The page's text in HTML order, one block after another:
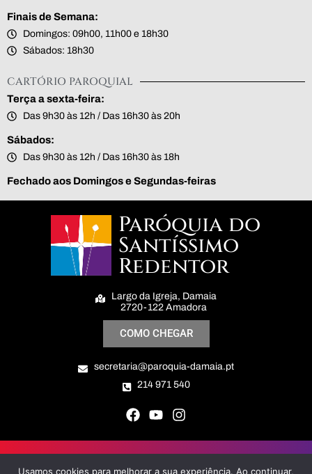
Finais de Semana:
Domingos: 09h00, 11h00 e 18h30
Sábados: 18h30
CARTÓRIO PAROQUIAL
Terça a sexta-feira:
Das 9h30 às 12h / Das 16h30 às 20h
Sábados:
Das 9h30 às 12h / Das 16h30 às 18h
Fechado aos Domingos e Segundas-feiras
Paróquia do
Santíssimo
Redentor
Largo da Igreja, Damaia
2720-122 Amadora
COMO CHEGAR
secretaria@paroquia-damaia.pt
214 971 540
Usamos cookies para melhorar a sua experiência. Ao continuar,